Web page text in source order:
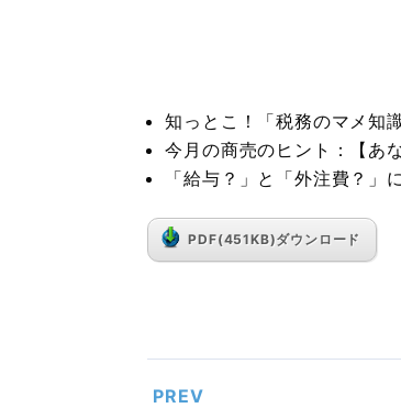
知っとこ！「税務のマメ知
今月の商売のヒント：【あ
「給与？」と「外注費？」
PDF(451KB)ダウンロード
PREV